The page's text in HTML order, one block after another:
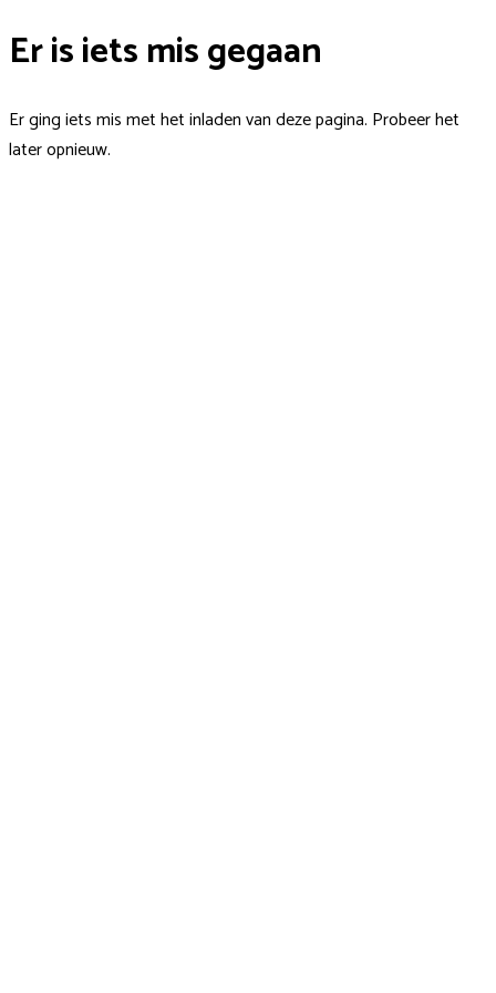
Er is iets mis gegaan
Er ging iets mis met het inladen van deze pagina. Probeer het
later opnieuw.